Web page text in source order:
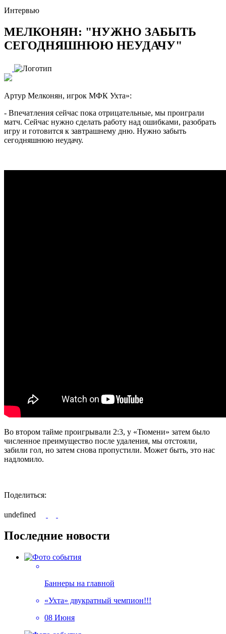
Интервью
МЕЛКОНЯН: "НУЖНО ЗАБЫТЬ
СЕГОДНЯШНЮЮ НЕУДАЧУ"
Артур Мелконян, игрок МФК Ухта»:
- Впечатления сейчас пока отрицательные, мы проиграли
матч. Сейчас нужно сделать работу над ошибками, разобрать
игру и готовится к завтрашнему дню. Нужно забыть
сегодняшнюю неудачу.
Во втором тайме проигрывали 2:3, у «Тюмени» затем было
численное преимущество после удаления, мы отстояли,
забили гол, но затем снова пропустили. Может быть, это нас
надломило.
Поделиться:
undefined
Последние новости
Баннеры на главной
«Ухта» двукратный чемпион!!!
08 Июня